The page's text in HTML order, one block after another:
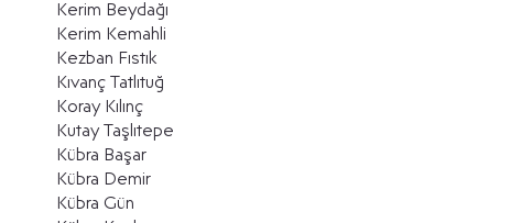
Kerim Beydağı
Kerim Kemahli
Kezban Fıstık
Kıvanç Tatlıtuğ
Koray Kılınç
Kutay Taşlıtepe
Kübra Başar
Kübra Demir
Kübra Gün